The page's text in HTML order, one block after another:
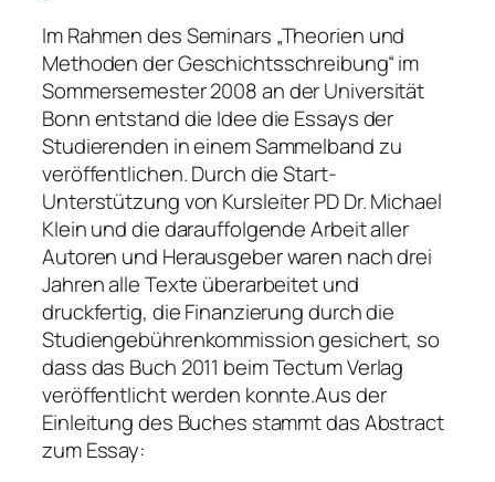
Im Rahmen des Seminars „Theorien und
Methoden der Geschichtsschreibung“ im
Sommersemester 2008 an der Universität
Bonn entstand die Idee die Essays der
Studierenden in einem Sammelband zu
veröffentlichen. Durch die Start-
Unterstützung von Kursleiter PD Dr. Michael
Klein und die darauffolgende Arbeit aller
Autoren und Herausgeber waren nach drei
Jahren alle Texte überarbeitet und
druckfertig, die Finanzierung durch die
Studiengebührenkommission gesichert, so
dass das Buch 2011 beim Tectum Verlag
veröffentlicht werden konnte.Aus der
Einleitung des Buches stammt das Abstract
zum Essay: